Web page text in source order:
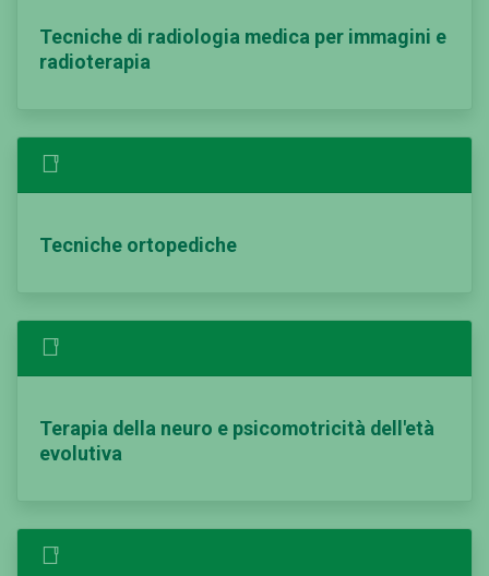
Tecniche di radiologia medica per immagini e
radioterapia
Tecniche ortopediche
Terapia della neuro e psicomotricità dell'età
evolutiva